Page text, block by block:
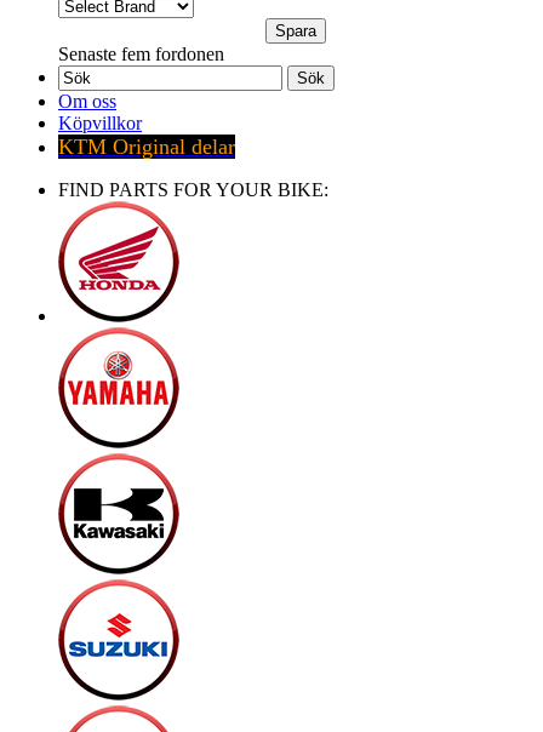
Senaste fem fordonen
Sök
Om oss
Köpvillkor
KTM Original delar
FIND PARTS FOR YOUR BIKE: